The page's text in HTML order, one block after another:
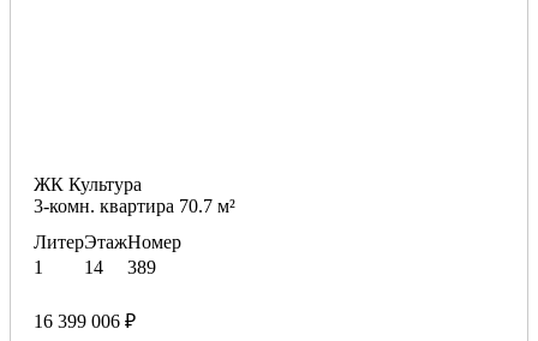
ЖК Культура
3-комн. квартира 70.7 м²
Литер
1
Этаж
14
Номер
389
16 399 006 ₽